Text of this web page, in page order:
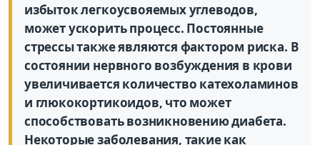
избыток легкоусвояемых углеводов,
может ускорить процесс. Постоянные
стрессы также являются фактором риска. В
состоянии нервного возбуждения в крови
увеличивается количество катехоламинов
и глюкокортикоидов, что может
способствовать возникновению диабета.
Некоторые заболевания, такие как